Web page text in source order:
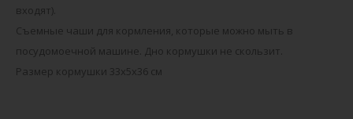
входят).
Съемные чаши для кормления, которые можно мыть в
посудомоечной машине. Дно кормушки не скользит.
Размер кормушки 33х5х36 см